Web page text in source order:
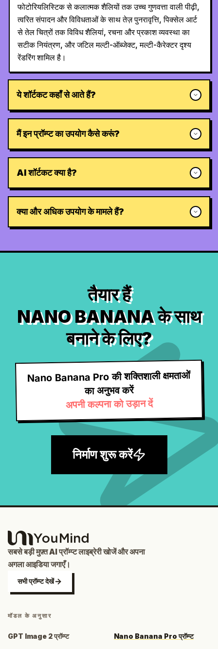
फोटोरियलिस्टिक से कलात्मक शैलियों तक उच्च गुणवत्ता वाली पीढ़ी,
त्वरित संपादन और विविधताओं के साथ तेज़ पुनरावृत्ति, पिक्सेल आर्ट
से तेल चित्रों तक विविध शैलियां, रचना और प्रकाश व्यवस्था का
सटीक नियंत्रण, और जटिल मल्टी-ऑब्जेक्ट, मल्टी-कैरेक्टर दृश्य
रेंडरिंग शामिल है।
ये शॉर्टकट कहाँ से आते हैं?
मैं इन प्रॉम्प्ट का उपयोग कैसे करूं?
AI शॉर्टकट क्या है?
क्या और अधिक उपयोग के मामले हैं?
तैयार हैं
NANO BANANA के साथ
बनाने के लिए?
Nano Banana Pro की शक्तिशाली क्षमताओं
का अनुभव करें
अपनी कल्पना को उड़ान दें
निर्माण शुरू करें
सबसे बड़ी मुफ़्त AI प्रॉम्प्ट लाइब्रेरी खोजें और अपना
अगला आइडिया जगाएँ।
सभी प्रॉम्प्ट देखें
मॉडल के अनुसार
GPT Image 2 प्रॉम्प्ट Nano Banana Pro प्रॉम्प्ट